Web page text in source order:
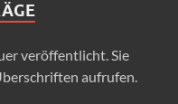
veröffentlicht. Sie
aufrufen.